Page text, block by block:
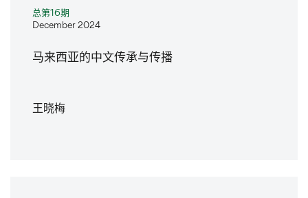
总第16期
December 2024
马来西亚的中文传承与传播
王晓梅